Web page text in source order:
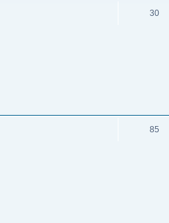
30
85